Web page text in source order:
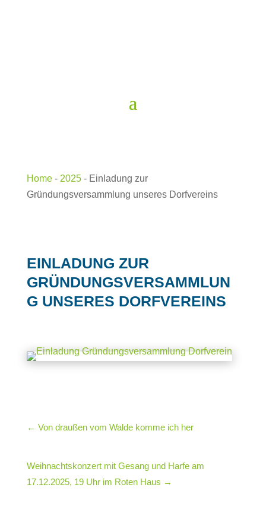
Home- 2025- Einladung zur
Gründungsversammlung unseres Dorfvereins
EINLADUNG ZUR
GRÜNDUNGSVERSAMMLUN
G UNSERES DORFVEREINS
← Von draußen vom Walde komme ich her
Weihnachtskonzert mit Gesang und Harfe am
17.12.2025, 19 Uhr im Roten Haus →